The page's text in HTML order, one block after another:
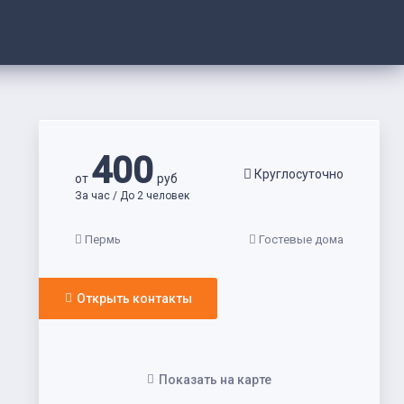
от 400руб
За час / До 2 человек
Круглосуточно
Пермь Гостевые дома
Открыть контакты
Показать на карте